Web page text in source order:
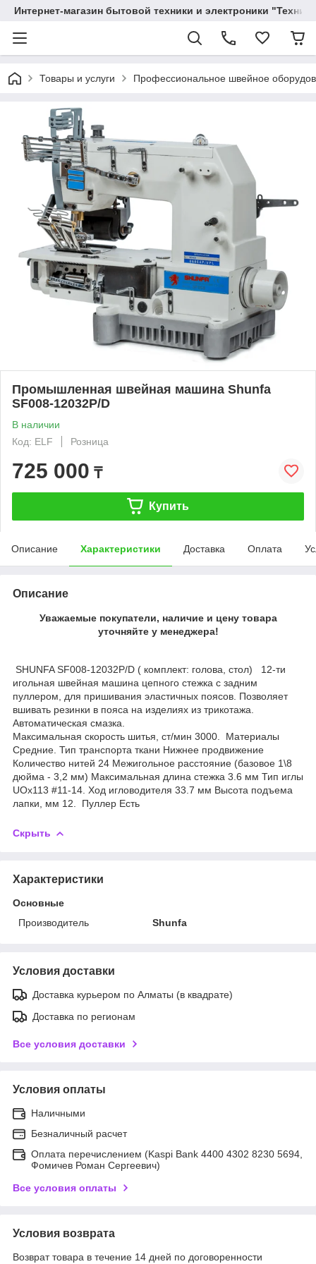
Интернет-магазин бытовой техники и электроники
Товары и услуги Профессиональное швейное
Промышленная швейная машина Shunfa
SF008-12032P/D
В наличии
Код: ELF
Розница
725 000 ₸
Купить
Описание Характеристики Доставка Оплата
Описание
Уважаемые покупатели, наличие и цену товара
уточняйте у менеджера!
SHUNFA SF008-12032P/D ( комплект: голова, стол) 12-ти
игольная швейная машина цепного стежка с задним
пуллером, для пришивания эластичных поясов. Позволяет
вшивать резинки в пояса на изделиях из трикотажа.
Автоматическая смазка.
Максимальная скорость шитья, ст/мин 3000. Материалы
Средние. Тип транспорта ткани Нижнее продвижение
Количество нитей 24 Межигольное расстояние (базовое 1\8
дюйма - 3,2 мм) Максимальная длина стежка 3.6 мм Тип иглы
UOx113 #11-14. Ход игловодителя 33.7 мм Высота подъема
лапки, мм 12. Пуллер Есть
Скрыть
Характеристики
Основные
Производитель
Shunfa
Условия доставки
Доставка курьером по Алматы (в квадрате)
Доставка по регионам
Все условия доставки
Условия оплаты
Наличными
Безналичный расчет
Оплата перечислением (Kaspi Bank 4400 4302 8230 5694,
Фомичев Роман Сергеевич)
Все условия оплаты
Условия возврата
Возврат товара в течение 14 дней по договоренности